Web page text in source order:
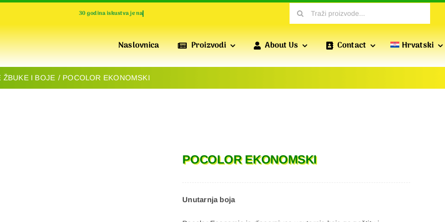
Search
for:
Naslovnica Proizvodi
profile suhozida, zidne profile, ojačane profile itd.,
About Us Contact Hrvatski
ŽBUKE I BOJE POCOLOR EKONOMSKI
POCOLOR EKONOMSKI
Unutarnja boja